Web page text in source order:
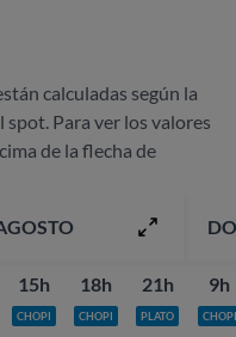
calculadas según la
Para ver los valores
de la flecha de
15h
CHOPI
18h
CHOPI
21h
PLATO
9h
CHOPI